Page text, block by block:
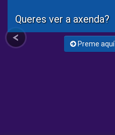
Queres ver a axenda?
Preme aquí